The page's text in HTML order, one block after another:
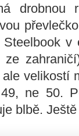
drobnou
v
ze
velikostí
ne 50.
blbě.